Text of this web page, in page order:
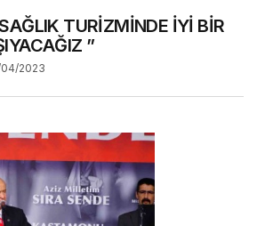
TURİZMİNDE İYİ BİR
”
2023